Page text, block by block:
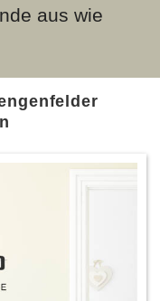
aus wie